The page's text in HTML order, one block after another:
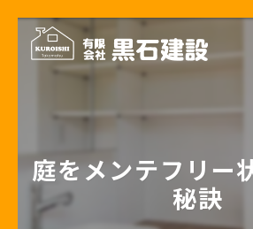
庭をメンテフリー
秘訣